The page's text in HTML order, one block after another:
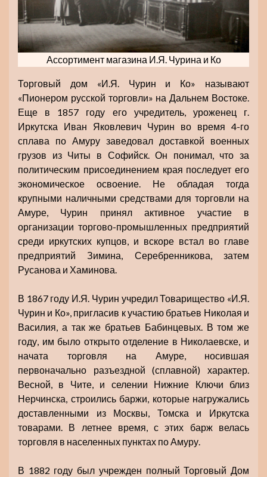
Ассортимент магазина И.Я. Чурина и Ко
Торговый дом «И.Я. Чурин и Ко» называют
«Пионером русской торговли» на Дальнем Востоке.
Еще в 1857 году его учредитель, уроженец г.
Иркутска Иван Яковлевич Чурин во время 4-го
сплава по Амуру заведовал доставкой военных
грузов из Читы в Софийск. Он понимал, что за
политическим присоединением края последует его
экономическое освоение. Не обладая тогда
крупными наличными средствами для торговли на
Амуре, Чурин принял активное участие в
организации торгово-промышленных предприятий
среди иркутских купцов, и вскоре встал во главе
предприятий Зимина, Серебренникова, затем
Русанова и Хаминова.
В 1867 году И.Я. Чурин учредил Товарищество «И.Я.
Чурин и Ко», пригласив к участию братьев Николая и
Василия, а так же братьев Бабинцевых. В том же
году, им было открыто отделение в Николаевске, и
начата торговля на Амуре, носившая
первоначально разъездной (сплавной) характер.
Весной, в Чите, и селении Нижние Ключи близ
Нерчинска, строились баржи, которые нагружались
доставленными из Москвы, Томска и Иркутска
товарами. В летнее время, с этих барж велась
торговля в населенных пунктах по Амуру.
В 1882 году был учрежден полный Торговый Дом